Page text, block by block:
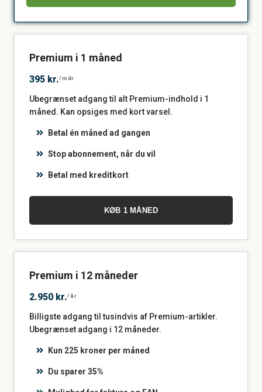
Premium i 1 måned
395 kr./mdr
Ubegrænset adgang til alt Premium-indhold i 1
måned. Kan opsiges med kort varsel.
Betal én måned ad gangen
Stop abonnement, når du vil
Betal med kreditkort
KØB 1 MÅNED
Premium i 12 måneder
2.950 kr./år
Billigste adgang til tusindvis af Premium-artikler.
Ubegrænset adgang i 12 måneder.
Kun 225 kroner per måned
Du sparer 35%